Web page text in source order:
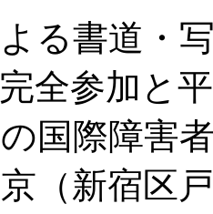
る書道・
全参加と
国際障害
（新宿区